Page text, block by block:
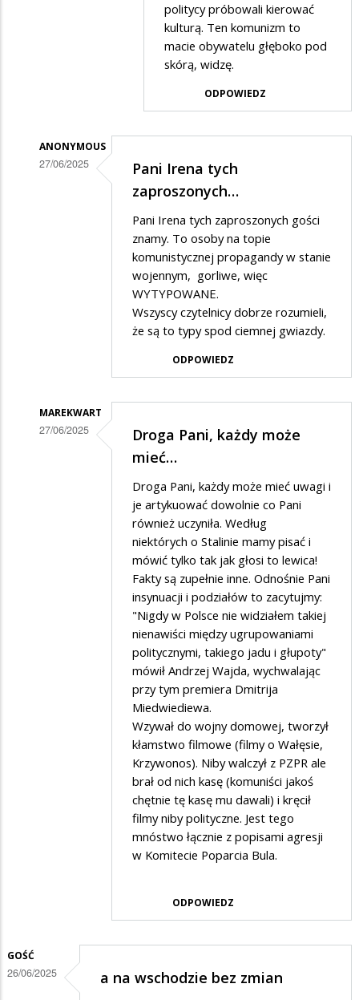
łączy
Polaków
politycy próbowali kierować
kulturą. Ten komunizm to
macie obywatelu głęboko pod
skórą, widzę.
ODPOWIEDZ
ANONYMOUS
27/06/2025
Pani Irena tych
zaproszonych…
Pani Irena tych zaproszonych gości
znamy. To osoby na topie
komunistycznej propagandy w stanie
wojennym, gorliwe, więc
WYTYPOWANE.
Wszyscy czytelnicy dobrze rozumieli,
że są to typy spod ciemnej gwiazdy.
ODPOWIEDZ
MAREKWART
27/06/2025
Droga Pani, każdy może
mieć…
Droga Pani, każdy może mieć uwagi i
je artykuować dowolnie co Pani
również uczyniła. Według
niektórych o Stalinie mamy pisać i
mówić tylko tak jak głosi to lewica!
Fakty są zupełnie inne. Odnośnie Pani
insynuacji i podziałów to zacytujmy:
"Nigdy w Polsce nie widziałem takiej
nienawiści między ugrupowaniami
politycznymi, takiego jadu i głupoty"
mówił Andrzej Wajda, wychwalając
przy tym premiera Dmitrija
Miedwiediewa.
Wzywał do wojny domowej, tworzył
kłamstwo filmowe (filmy o Wałęsie,
Krzywonos). Niby walczył z PZPR ale
brał od nich kasę (komuniści jakoś
chętnie tę kasę mu dawali) i kręcił
filmy niby polityczne. Jest tego
mnóstwo łącznie z popisami agresji
w Komitecie Poparcia Bula.
ODPOWIEDZ
GOŚĆ
26/06/2025 a na wschodzie bez zmian